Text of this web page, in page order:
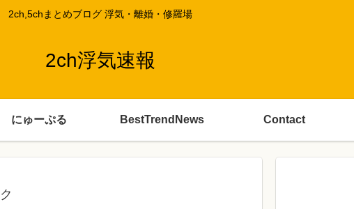
2ch,5chまとめブログ 浮気・離婚・修羅場
2ch浮気速報
にゅーぷる BestTrendNews Contact